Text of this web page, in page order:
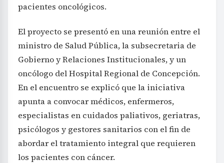
pacientes oncológicos.
El proyecto se presentó en una reunión entre el
ministro de Salud Pública, la subsecretaria de
Gobierno y Relaciones Institucionales, y un
oncólogo del Hospital Regional de Concepción.
En el encuentro se explicó que la iniciativa
apunta a convocar médicos, enfermeros,
especialistas en cuidados paliativos, geriatras,
psicólogos y gestores sanitarios con el fin de
abordar el tratamiento integral que requieren
los pacientes con cáncer.